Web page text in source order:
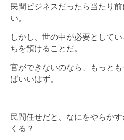
民間ビジネスだったら当たり
い。
しかし、世の中が必要として
ちを預けることだ。
官ができないのなら、もっと
ばいいはず。
民間任せだと、なにをやらか
くる？